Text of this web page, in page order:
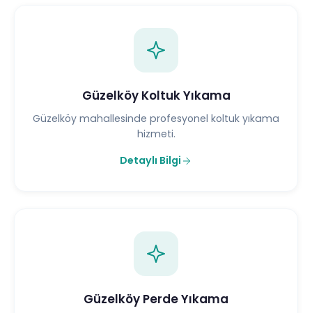
Güzelköy Koltuk Yıkama
Güzelköy mahallesinde profesyonel koltuk yıkama
hizmeti.
Detaylı Bilgi
Güzelköy Perde Yıkama